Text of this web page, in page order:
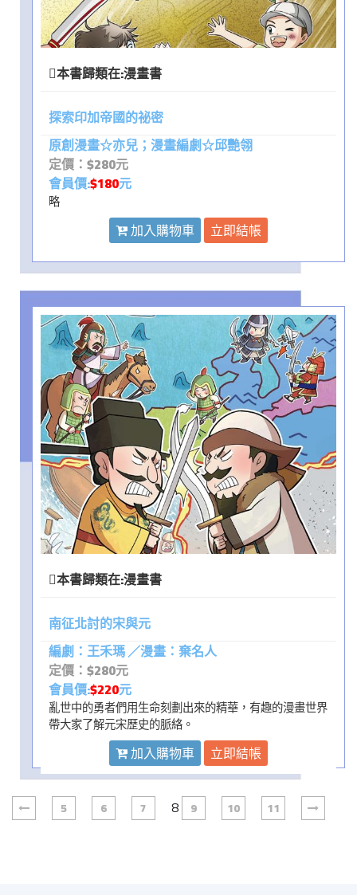
本書歸類在:漫畫書
探索印加帝國的祕密
原創漫畫☆亦兒；漫畫編劇☆邱艷翎
定價：$280元
會員價:$180元
略
加入購物車 立即結帳
本書歸類在:漫畫書
南征北討的宋與元
編劇：王禾瑪 ／漫畫：棄名人
定價：$280元
會員價:$220元
亂世中的勇者們用生命刻劃出來的精華，有趣的漫畫世界
帶大家了解元宋歷史的脈絡。
加入購物車 立即結帳
5 6 7 8 9 10 11